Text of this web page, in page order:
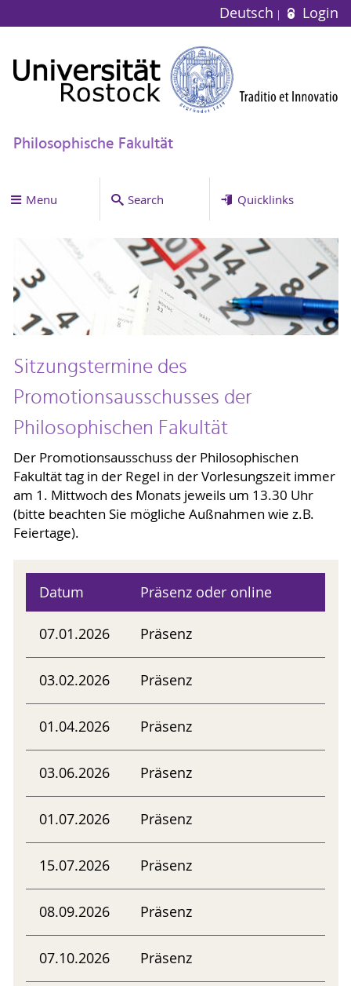
Deutsch Login
Philosophische Fakultät
Menu Search Quicklinks
Sitzungstermine des
Promotionsausschusses der
Philosophischen Fakultät
Der Promotionsausschuss der Philosophischen
Fakultät tag in der Regel in der Vorlesungszeit immer
am 1. Mittwoch des Monats jeweils um 13.30 Uhr
(bitte beachten Sie mögliche Außnahmen wie z.B.
Feiertage).
Datum Präsenz oder online
07.01.2026 Präsenz
03.02.2026 Präsenz
01.04.2026 Präsenz
03.06.2026 Präsenz
01.07.2026 Präsenz
15.07.2026 Präsenz
08.09.2026 Präsenz
07.10.2026 Präsenz